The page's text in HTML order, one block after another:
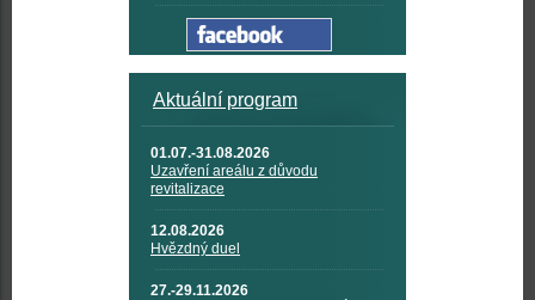
Aktuální program
01.07.-31.08.2026
Uzavření areálu z důvodu
revitalizace
12.08.2026
Hvězdný duel
27.-29.11.2026